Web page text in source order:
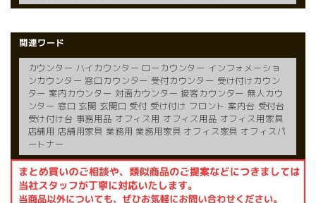
関連ワード
カウンター ハイカウンター ローカウンター インフォメーショ
ンカウンター 窓口カウンター 受付カウンター 受け付けカウン
ター 案内カウンター 対面カウンター 接客カウンター 無人カウ
ンター 窓口 玄関 玄関口 受付 受け付け フロント 案内台 受付台
受け付け台 事務用品 オフィス用 オフィス用品 オフィス用家具
店舗用 店舗用家具 業務用 業務用家具 オフィス家具 オフィスパ
ートナー